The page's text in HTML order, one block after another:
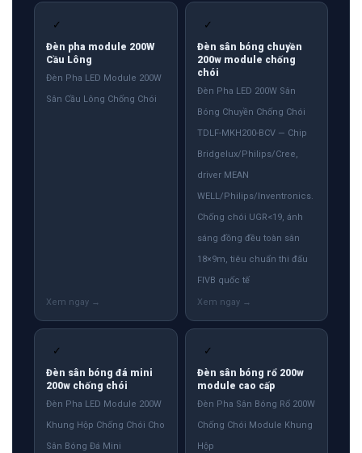
✓
Đèn pha module 200W
Cầu Lông
Đèn Pha LED Module 200W
Sân Cầu Lông Chống Chói
✓
Đèn sân bóng chuyền
200w module chống
chói
Đèn Pha LED 200W Sân
Bóng Chuyền Chống Chói
TDLF-MKH200-BCV — Chip
Bridgelux/Philips/Cree,
driver MEAN
WELL/Philips/Inventronics.
Chống chói UGR<19, ánh
sáng đồng đều toàn sân
18×9m, tiêu chuẩn thi đấu
FIVB quốc tế
✓
Đèn sân bóng đá mini
200w chống chói
Đèn Pha LED Module 200W
Khung Hộp Chống Chói Cho
Sân Bóng Đá Mini
✓
Đèn sân bóng rổ 200w
module cao cấp
Đèn Pha Sân Bóng Rổ 200W
Chống Chói Module Khung
Hộp